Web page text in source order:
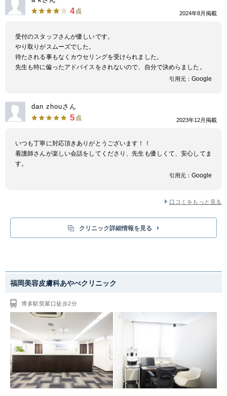
4 点 2024年8月掲載
受付のスタッフさんが優しいです。
やり取りがスムーズでした。
待たされる事もなくカウセリングを受けられました。
先生も特に偏ったアドバイスをされないので、自分で決めらました。
引用元： Google
dan zhouさん
5 点 2023年12月掲載
いつも丁寧に対応頂きありがとうございます！！
看護師さんが楽しい会話をしてくださり、先生も優しくて、安心してま
す。
引用元： Google
口コミをもっと見る
クリニック詳細情報を見る
福岡美容皮膚科あやべクリニック
博多駅筑紫口徒歩2分